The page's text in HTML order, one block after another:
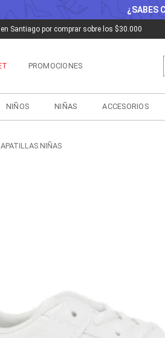
¿SABES
Santiago por comprar sobre los $30.000
PROMOCIONES
NIÑOS NIÑAS ACCESORIOS
NIÑAS